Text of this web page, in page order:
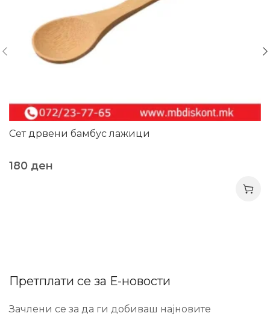
Сет дрвени бамбус лажици
180 ден
Претплати се за Е-новости
Зачлени се за да ги добиваш најновите